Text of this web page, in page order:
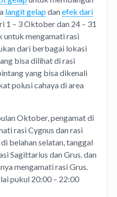
langit gelapdanefek dari
1 – 3 Oktober dan 24 – 31
mengamati rasi
dari berbagai lokasi
bisa dilihat di rasi
yang bisa dikenali
polusi cahaya di area
Oktober, pengamat di
rasi Cygnus dan rasi
belahan selatan, tanggal
Sagittarius dan Grus. dan
mengamati rasi Grus.
pukul 20:00 – 22:00